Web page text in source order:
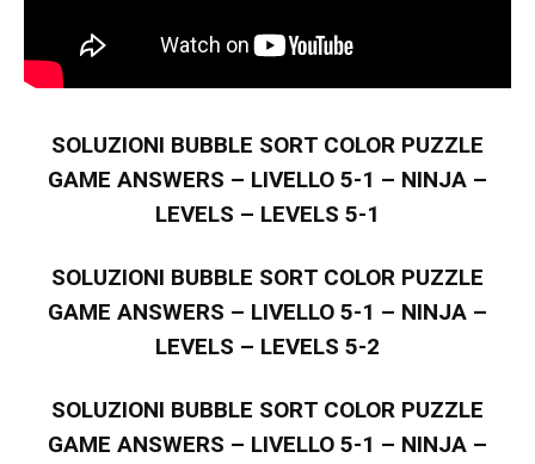
SOLUZIONI BUBBLE SORT COLOR PUZZLE
GAME ANSWERS – LIVELLO 5-1 – NINJA –
LEVELS – LEVELS 5-1
SOLUZIONI BUBBLE SORT COLOR PUZZLE
GAME ANSWERS – LIVELLO 5-1 – NINJA –
LEVELS – LEVELS 5-2
SOLUZIONI BUBBLE SORT COLOR PUZZLE
GAME ANSWERS – LIVELLO 5-1 – NINJA –